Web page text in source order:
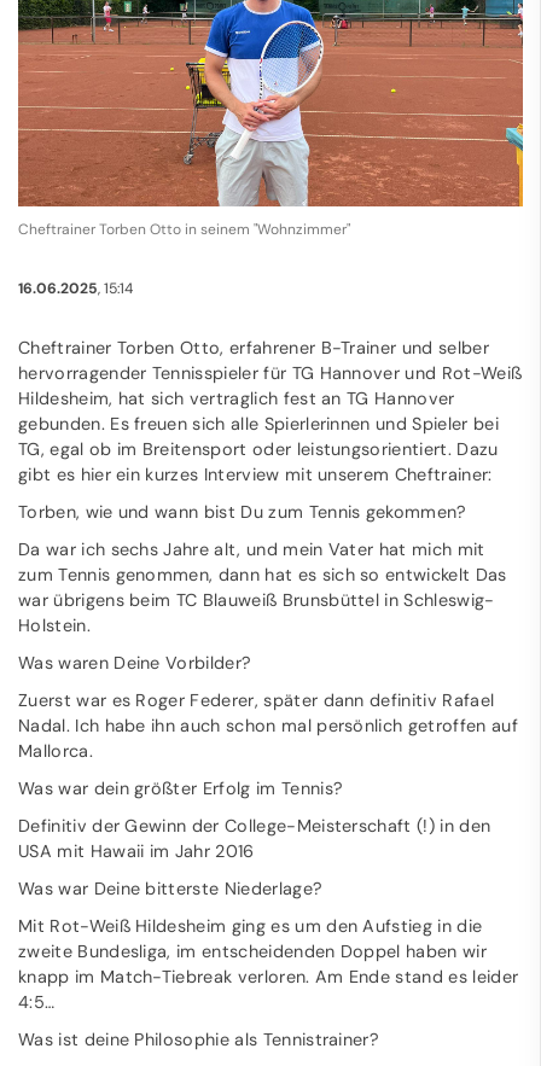
Cheftrainer Torben Otto in seinem "Wohnzimmer"
16.06.2025, 15:14
Cheftrainer Torben Otto, erfahrener B-Trainer und selber
hervorragender Tennisspieler für TG Hannover und Rot-Weiß
Hildesheim, hat sich vertraglich fest an TG Hannover
gebunden. Es freuen sich alle Spierlerinnen und Spieler bei
TG, egal ob im Breitensport oder leistungsorientiert. Dazu
gibt es hier ein kurzes Interview mit unserem Cheftrainer:
Torben, wie und wann bist Du zum Tennis gekommen?
Da war ich sechs Jahre alt, und mein Vater hat mich mit
zum Tennis genommen, dann hat es sich so entwickelt Das
war übrigens beim TC Blauweiß Brunsbüttel in Schleswig-
Holstein.
Was waren Deine Vorbilder?
Zuerst war es Roger Federer, später dann definitiv Rafael
Nadal. Ich habe ihn auch schon mal persönlich getroffen auf
Mallorca.
Was war dein größter Erfolg im Tennis?
Definitiv der Gewinn der College-Meisterschaft (!) in den
USA mit Hawaii im Jahr 2016
Was war Deine bitterste Niederlage?
Mit Rot-Weiß Hildesheim ging es um den Aufstieg in die
zweite Bundesliga, im entscheidenden Doppel haben wir
knapp im Match-Tiebreak verloren. Am Ende stand es leider
4:5…
Was ist deine Philosophie als Tennistrainer?